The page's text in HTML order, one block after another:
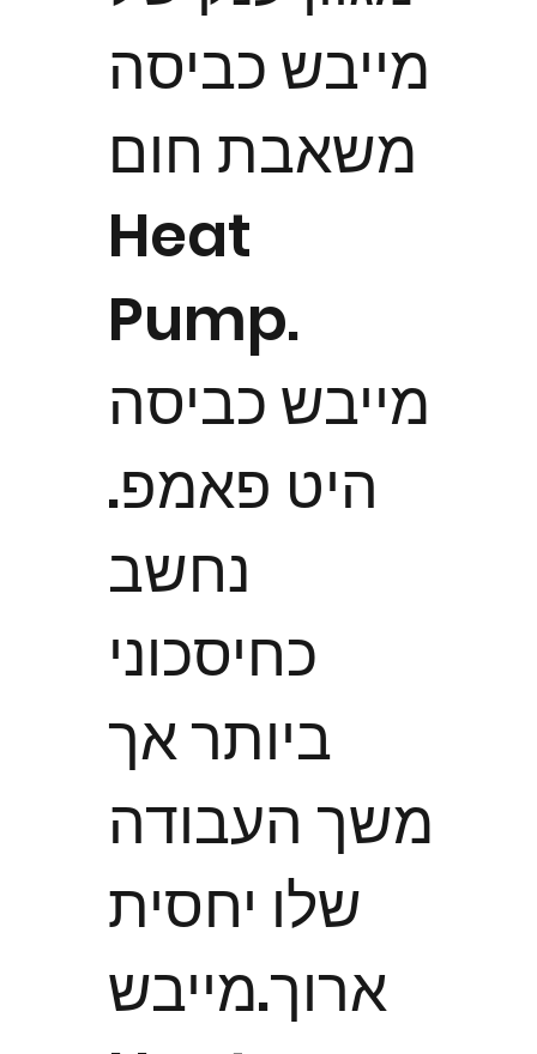
מייבש כביסה
משאבת חום
Heat
Pump.
מייבש כביסה
היט פאמפ.
נחשב
כחיסכוני
ביותר אך
משך העבודה
שלו יחסית
ארוך.מייבש